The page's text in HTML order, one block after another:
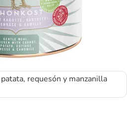
requesón y manzanilla